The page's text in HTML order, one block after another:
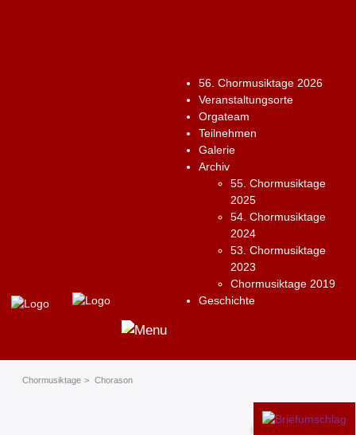
56. Chor­musiktage 2026
Veranstaltungsorte
Orgateam
Teilnehmen
Galerie
Archiv
55. Chor­musiktage
2025
54. Chormusiktage
2024
53. Chormusiktage
2023
Chormusiktage 2019
Geschichte
Chormusiktage Chorason